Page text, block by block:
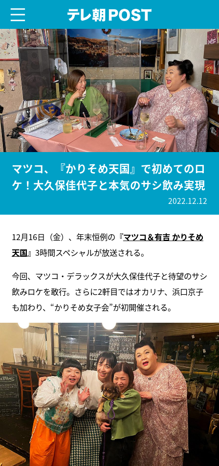
マツコ、『かりそめ天国』で初めてのロ
ケ！大久保佳代子と本気のサシ飲み実現
2022.12.12
12月16日（金）、年末恒例の 『マツコ＆有吉 かりそめ
天国』 3時間スペシャルが放送される。
今回、マツコ・デラックスが大久保佳代子と待望のサシ
飲みロケを敢行。さらに2軒目ではオカリナ、浜口京子
も加わり、“かりそめ女子会”が初開催される。